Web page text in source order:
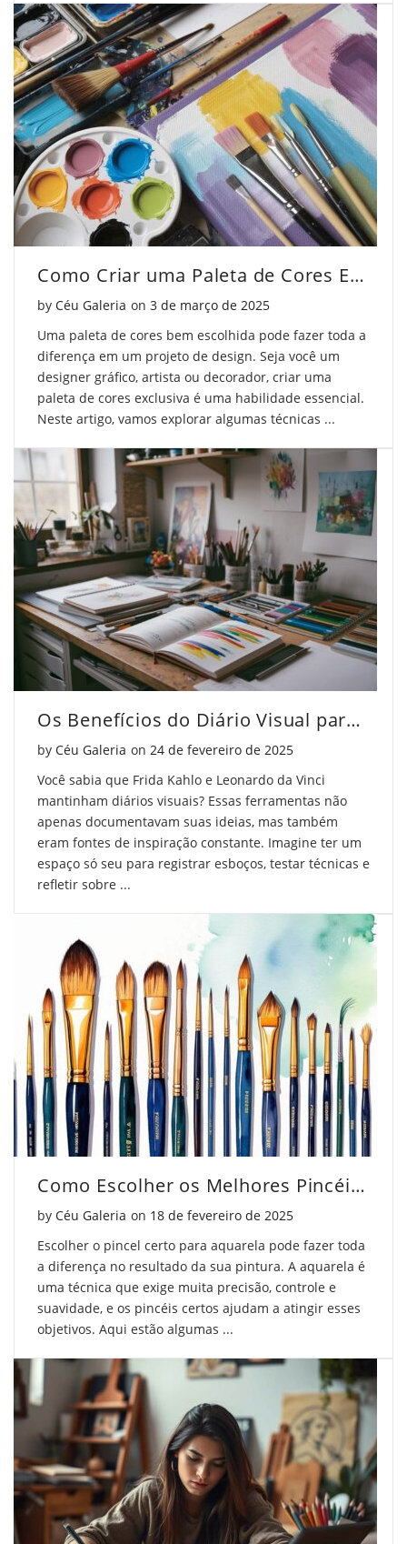
Como Criar uma Paleta de Cores Exclusiva
by Céu Galeria on Posted on
3 de março de 2025
Uma paleta de cores bem escolhida pode fazer toda a
diferença em um projeto de design. Seja você um
designer gráfico, artista ou decorador, criar uma
paleta de cores exclusiva é uma habilidade essencial.
Neste artigo, vamos explorar algumas técnicas ...
Os Benefícios do Diário Visual para Artistas
by Céu Galeria on Posted on
24 de fevereiro de 2025
Você sabia que Frida Kahlo e Leonardo da Vinci
mantinham diários visuais? Essas ferramentas não
apenas documentavam suas ideias, mas também
eram fontes de inspiração constante. Imagine ter um
espaço só seu para registrar esboços, testar técnicas e
refletir sobre ...
Como Escolher os Melhores Pincéis para Aquarela
by Céu Galeria on Posted on
18 de fevereiro de 2025
Escolher o pincel certo para aquarela pode fazer toda
a diferença no resultado da sua pintura. A aquarela é
uma técnica que exige muita precisão, controle e
suavidade, e os pincéis certos ajudam a atingir esses
objetivos. Aqui estão algumas ...